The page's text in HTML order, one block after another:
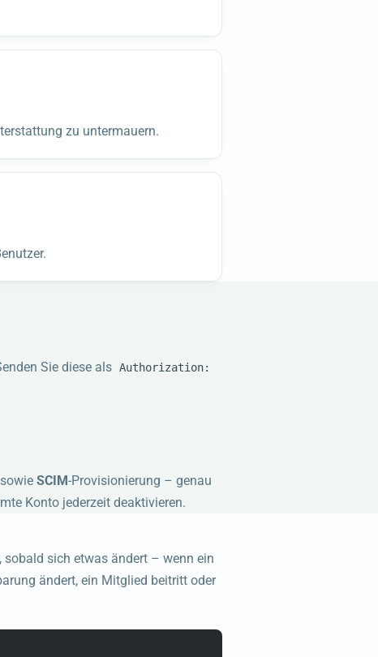
zu untermauern.
Sie diese als Authorization:
SCIM-Provisionierung – genau
Konto jederzeit deaktivieren.
sobald sich etwas ändert – wenn ein
ändert, ein Mitglied beitritt oder